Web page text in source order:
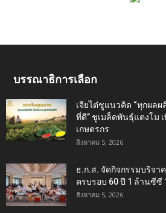
บรรณาธิการเลือก
เจียไต๋ชูแนวคิด “ทุกผล
ที่ดี” ชูเมล็ดพันธุ์แตงโม
เกษตรกร
สิงหาคม 5, 2026
ธ.ก.ส. จัดกิจกรรมบริจา
ครบรอบ 60 ปี 1 ล้านซีซี
สิงหาคม 5, 2026